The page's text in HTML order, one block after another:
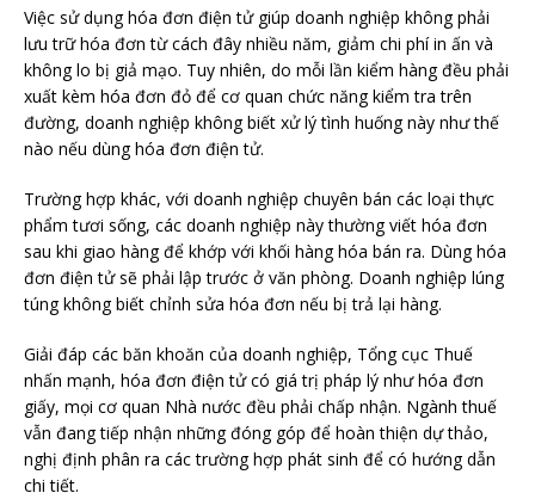
Việc sử dụng hóa đơn điện tử giúp doanh nghiệp không phải
lưu trữ hóa đơn từ cách đây nhiều năm, giảm chi phí in ấn và
không lo bị giả mạo. Tuy nhiên, do mỗi lần kiểm hàng đều phải
xuất kèm hóa đơn đỏ để cơ quan chức năng kiểm tra trên
đường, doanh nghiệp không biết xử lý tình huống này như thế
nào nếu dùng hóa đơn điện tử.
Trường hợp khác, với doanh nghiệp chuyên bán các loại thực
phẩm tươi sống, các doanh nghiệp này thường viết hóa đơn
sau khi giao hàng để khớp với khối hàng hóa bán ra. Dùng hóa
đơn điện tử sẽ phải lập trước ở văn phòng. Doanh nghiệp lúng
túng không biết chỉnh sửa hóa đơn nếu bị trả lại hàng.
Giải đáp các băn khoăn của doanh nghiệp, Tổng cục Thuế
nhấn mạnh, hóa đơn điện tử có giá trị pháp lý như hóa đơn
giấy, mọi cơ quan Nhà nước đều phải chấp nhận. Ngành thuế
vẫn đang tiếp nhận những đóng góp để hoàn thiện dự thảo,
nghị định phân ra các trường hợp phát sinh để có hướng dẫn
chi tiết.